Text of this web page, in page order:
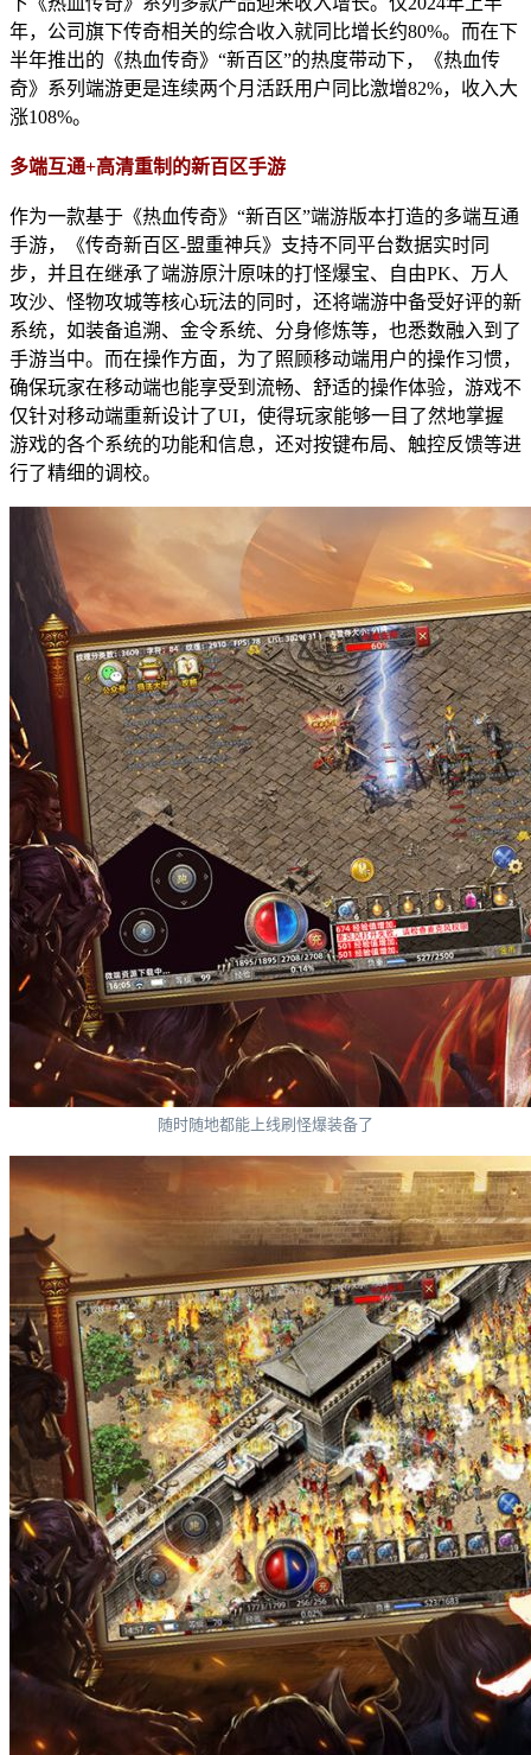
年，公司旗下传奇相关的综合收入就同比增长约80%。而在下
半年推出的《热血传奇》“新百区”的热度带动下，《热血传
奇》系列端游更是连续两个月活跃用户同比激增82%，收入大
涨108%。
多端互通+高清重制的新百区手游
作为一款基于《热血传奇》“新百区”端游版本打造的多端互通
手游，《传奇新百区-盟重神兵》支持不同平台数据实时同
步，并且在继承了端游原汁原味的打怪爆宝、自由PK、万人
攻沙、怪物攻城等核心玩法的同时，还将端游中备受好评的新
系统，如装备追溯、金令系统、分身修炼等，也悉数融入到了
手游当中。而在操作方面，为了照顾移动端用户的操作习惯，
确保玩家在移动端也能享受到流畅、舒适的操作体验，游戏不
仅针对移动端重新设计了UI，使得玩家能够一目了然地掌握
游戏的各个系统的功能和信息，还对按键布局、触控反馈等进
行了精细的调校。
随时随地都能上线刷怪爆装备了